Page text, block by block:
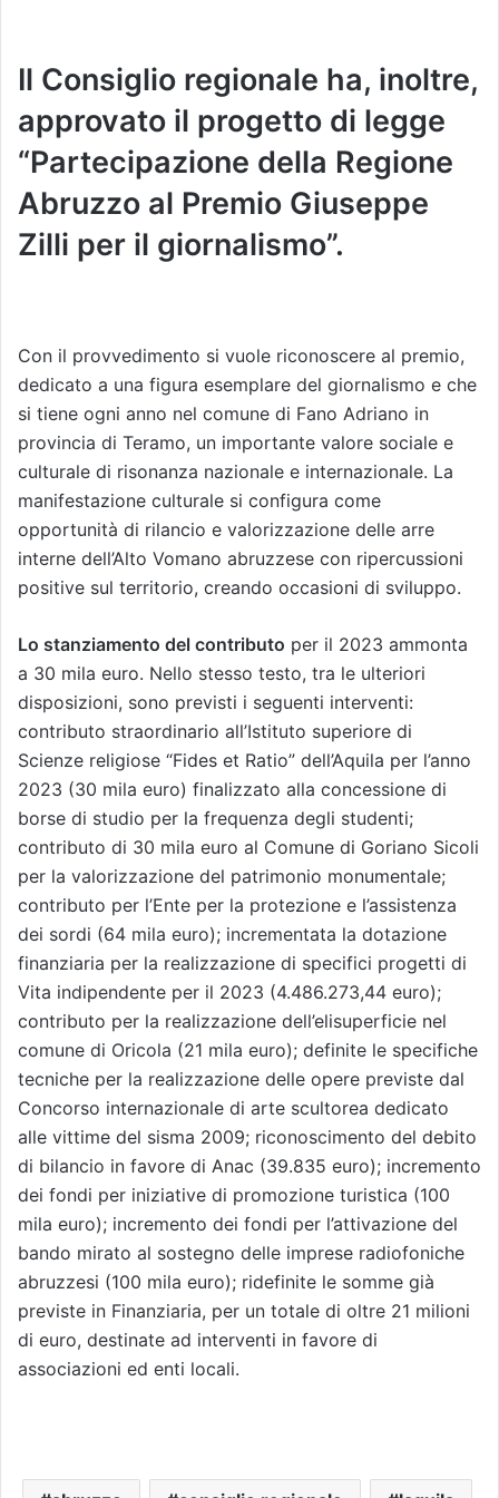
Il Consiglio regionale ha, inoltre,
approvato il progetto di legge
“Partecipazione della Regione
Abruzzo al Premio Giuseppe
Zilli per il giornalismo”.
Con il provvedimento si vuole riconoscere al premio,
dedicato a una figura esemplare del giornalismo e che
si tiene ogni anno nel comune di Fano Adriano in
provincia di Teramo, un importante valore sociale e
culturale di risonanza nazionale e internazionale. La
manifestazione culturale si configura come
opportunità di rilancio e valorizzazione delle arre
interne dell’Alto Vomano abruzzese con ripercussioni
positive sul territorio, creando occasioni di sviluppo.
Lo stanziamento del contributo per il 2023 ammonta
a 30 mila euro. Nello stesso testo, tra le ulteriori
disposizioni, sono previsti i seguenti interventi:
contributo straordinario all’Istituto superiore di
Scienze religiose “Fides et Ratio” dell’Aquila per l’anno
2023 (30 mila euro) finalizzato alla concessione di
borse di studio per la frequenza degli studenti;
contributo di 30 mila euro al Comune di Goriano Sicoli
per la valorizzazione del patrimonio monumentale;
contributo per l’Ente per la protezione e l’assistenza
dei sordi (64 mila euro); incrementata la dotazione
finanziaria per la realizzazione di specifici progetti di
Vita indipendente per il 2023 (4.486.273,44 euro);
contributo per la realizzazione dell’elisuperficie nel
comune di Oricola (21 mila euro); definite le specifiche
tecniche per la realizzazione delle opere previste dal
Concorso internazionale di arte scultorea dedicato
alle vittime del sisma 2009; riconoscimento del debito
di bilancio in favore di Anac (39.835 euro); incremento
dei fondi per iniziative di promozione turistica (100
mila euro); incremento dei fondi per l’attivazione del
bando mirato al sostegno delle imprese radiofoniche
abruzzesi (100 mila euro); ridefinite le somme già
previste in Finanziaria, per un totale di oltre 21 milioni
di euro, destinate ad interventi in favore di
associazioni ed enti locali.